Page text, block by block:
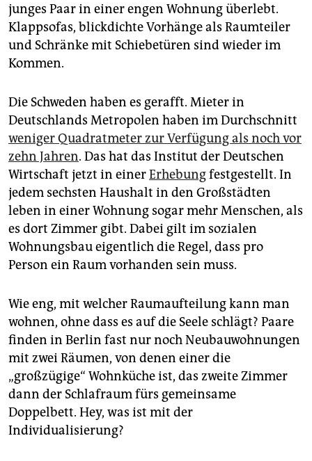
junges Paar in einer engen Wohnung ­überlebt.
Klappsofas, blickdichte ­Vorhänge als Raumteiler
und Schränke mit ­Schiebetüren sind wieder im
Kommen.
Die Schweden haben es gerafft. Mieter in
Deutschlands Metropolen haben im Durchschnitt
weniger Quadratmeter zur Verfügung als noch vor
zehn Jahren. Das hat das Institut der Deutschen
Wirtschaft jetzt in einerErhebungfestgestellt. In
jedem sechsten Haushalt in den Großstädten
leben in einer Wohnung sogar mehr Menschen, als
es dort Zimmer gibt. Dabei gilt im sozialen
Wohnungsbau eigentlich die Regel, dass pro
Person ein Raum vorhanden sein muss.
Wie eng, mit welcher Raumaufteilung kann man
wohnen, ohne dass es auf die Seele schlägt? Paare
finden in Berlin fast nur noch Neubauwohnungen
mit zwei Räumen, von denen einer die
„großzügige“ Wohnküche ist, das zweite Zimmer
dann der Schlafraum fürs gemeinsame
Doppelbett. Hey, was ist mit der
Individualisierung?